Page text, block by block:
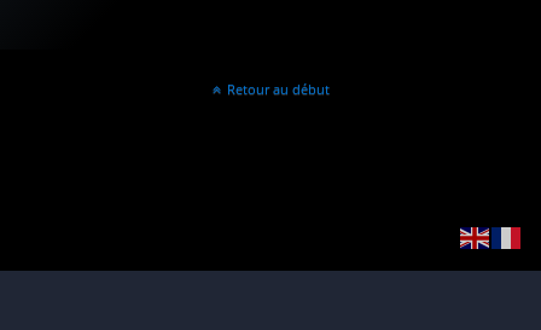
Retour au début